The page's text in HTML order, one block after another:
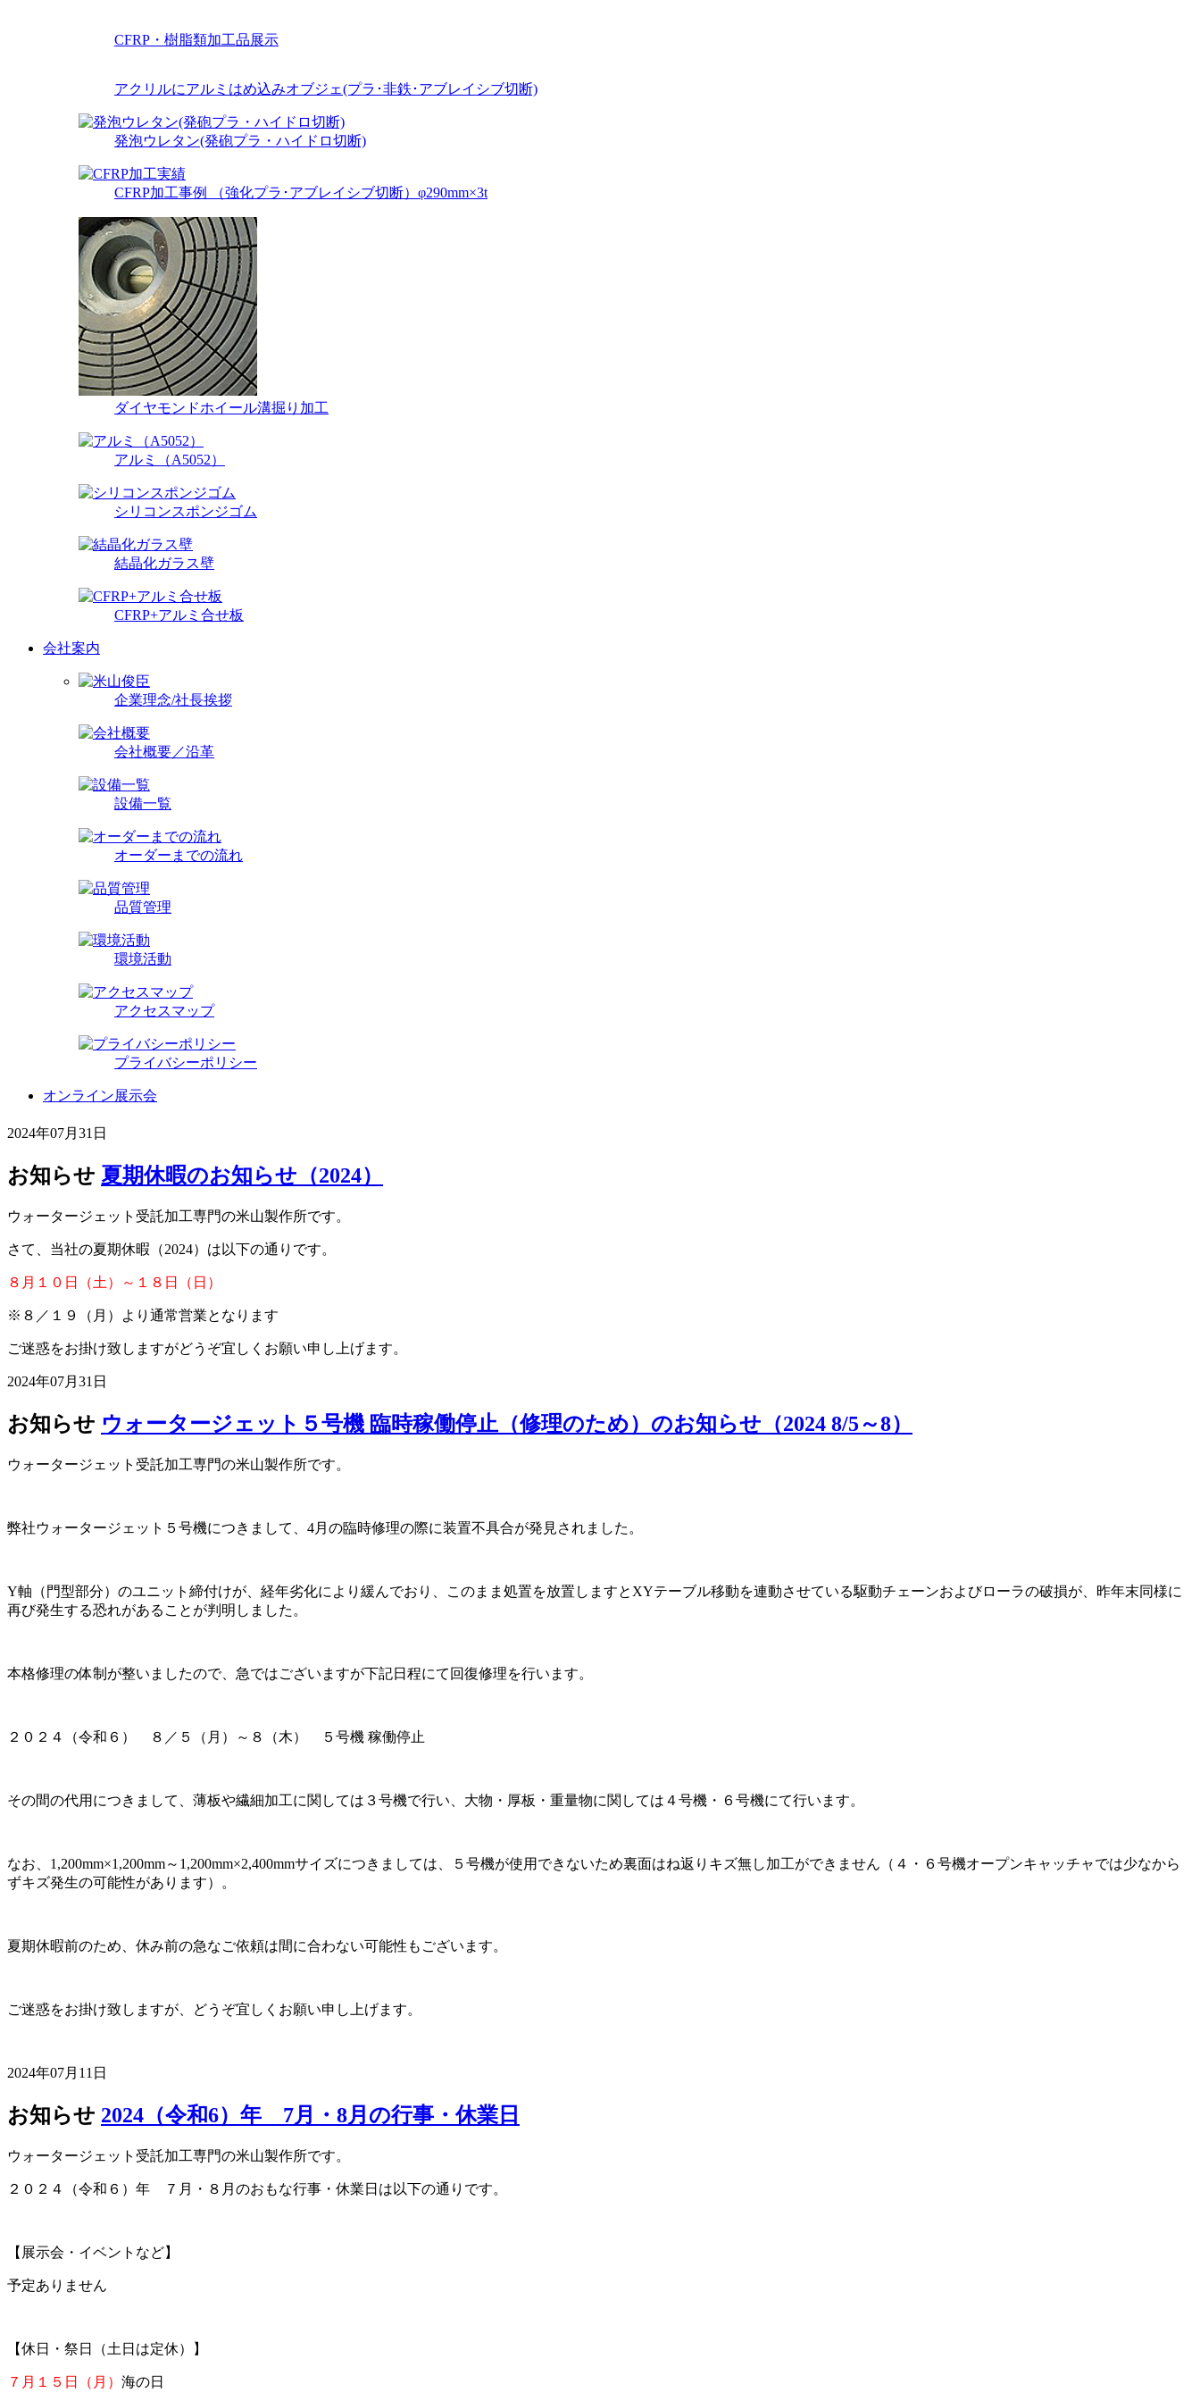
CFRP・樹脂類加工品展示
アクリルにアルミはめ込みオブジェ(プラ･非鉄･アブレイシブ切断)
発泡ウレタン(発砲プラ・ハイドロ切断)
CFRP加工事例 （強化プラ･アブレイシブ切断）φ290mm×3t
ダイヤモンドホイール溝掘り加工
アルミ（A5052）
シリコンスポンジゴム
結晶化ガラス壁
CFRP+アルミ合せ板
会社案内
企業理念/社長挨拶
会社概要／沿革
設備一覧
オーダーまでの流れ
品質管理
環境活動
アクセスマップ
プライバシーポリシー
オンライン展示会
2024年07月31日
お知らせ 夏期休暇のお知らせ（2024）
ウォータージェット受託加工専門の米山製作所です。
さて、当社の夏期休暇（2024）は以下の通りです。
８月１０日（土）～１８日（日）
※８／１９（月）より通常営業となります
ご迷惑をお掛け致しますがどうぞ宜しくお願い申し上げます。
2024年07月31日
お知らせ ウォータージェット５号機 臨時稼働停止（修理のため）のお知らせ（2024 8/5～8）
ウォータージェット受託加工専門の米山製作所です。
弊社ウォータージェット５号機につきまして、4月の臨時修理の際に装置不具合が発見されました。
Y軸（門型部分）のユニット締付けが、経年劣化により緩んでおり、このまま処置を放置しますとXYテーブル移動を連動させている駆動チェーンおよびローラの破損が、昨年末同様に
再び発生する恐れがあることが判明しました。
本格修理の体制が整いましたので、急ではございますが下記日程にて回復修理を行います。
２０２４（令和６） ８／５（月）～８（木） ５号機 稼働停止
その間の代用につきまして、薄板や繊細加工に関しては３号機で行い、大物・厚板・重量物に関しては４号機・６号機にて行います。
なお、1,200mm×1,200mm～1,200mm×2,400mmサイズにつきましては、５号機が使用できないため裏面はね返りキズ無し加工ができません（４・６号機オープンキャッチャでは少なから
ずキズ発生の可能性があります）。
夏期休暇前のため、休み前の急なご依頼は間に合わない可能性もございます。
ご迷惑をお掛け致しますが、どうぞ宜しくお願い申し上げます。
2024年07月11日
お知らせ 2024（令和6）年 7月・8月の行事・休業日
ウォータージェット受託加工専門の米山製作所です。
２０２４（令和６）年 ７月・８月のおもな行事・休業日は以下の通りです。
【展示会・イベントなど】
予定ありません
【休日・祭日（土日は定休）】
７月１５日（月） 海の日